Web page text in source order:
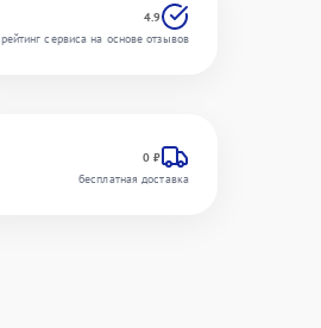
4.9
рейтинг сервиса на основе отзывов
0 ₽
бесплатная доставка